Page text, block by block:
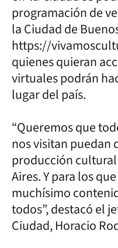
programación de
la Ciudad de
https://
quienes quieran
virtuales podrán
lugar del país.
“Queremos que
nos visitan puedan
producción
Aires. Y para los
muchísimo
todos”, destacó el
Ciudad, Horacio